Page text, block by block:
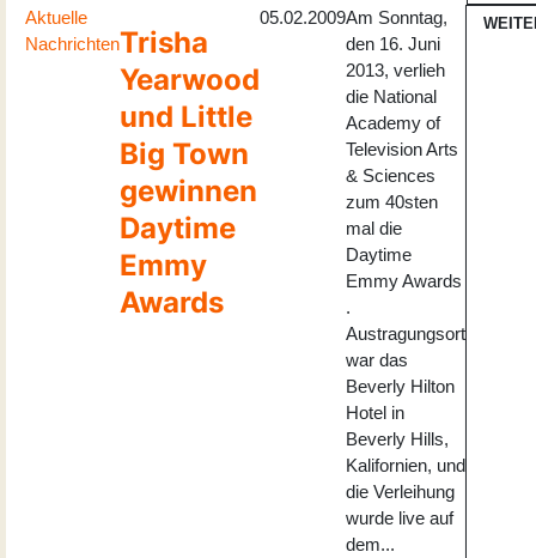
Aktuelle
NachrichtenTrisha
Yearwood
und Little
Big Town
gewinnen
Daytime
Emmy
Awards
05.02.2009Am Sonntag,
den 16. Juni
2013, verlieh
die National
Academy of
Television Arts
& Sciences
zum 40sten
mal die
Daytime
Emmy Awards
.
Austragungsort
war das
Beverly Hilton
Hotel in
Beverly Hills,
Kalifornien, und
die Verleihung
wurde live auf
dem...